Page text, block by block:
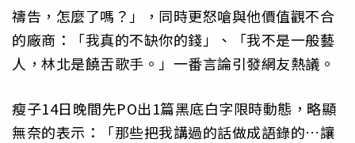
禱告，怎麼了嗎？」，同時更怒嗆與他價值觀不合
的廠商：「我真的不缺你的錢」、「我不是一般藝
人，林北是饒舌歌手。」一番言論引發網友熱議。
瘦子14日晚間先PO出1篇黑底白字限時動態，略顯
無奈的表示：「那些把我講過的話做成語錄的…讓